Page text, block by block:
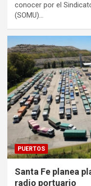
conocer por el
(SOMU)…
PUERTOS
Santa Fe planea
radio portuario